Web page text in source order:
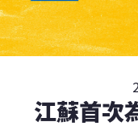
江蘇首次